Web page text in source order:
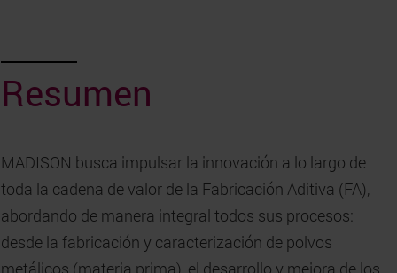
Resumen
MADISON busca impulsar la innovación a lo largo de
toda la cadena de valor de la Fabricación Aditiva (FA),
abordando de manera integral todos sus procesos:
desde la fabricación y caracterización de polvos
metálicos (materia prima), el desarrollo y mejora de los